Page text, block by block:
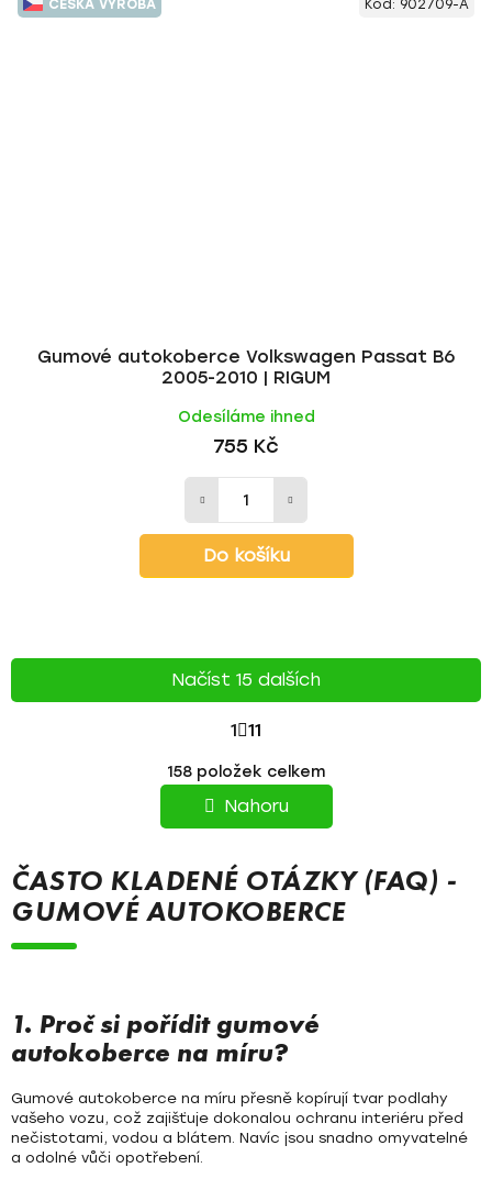
ČESKÁ VÝROBA
Gumové autokoberce Volkswagen Passat B6
2005-2010 | RIGUM
Odesíláme ihned
755 Kč
Do košíku
Kód: 902709-A
v
l
á
a
c
í
k
y
v
ý
p
i
Načíst 15 dalších
S
T
R
Á
N
K
Á
N
Í
1 11
158 položek celkem
Nahoru
ČASTO KLADENÉ OTÁZKY (FAQ) -
GUMOVÉ AUTOKOBERCE
1. Proč si pořídit gumové
autokoberce na míru?
Gumové autokoberce na míru přesně kopírují tvar podlahy
vašeho vozu, což zajišťuje dokonalou ochranu interiéru před
nečistotami, vodou a blátem. Navíc jsou snadno omyvatelné
a odolné vůči opotřebení.